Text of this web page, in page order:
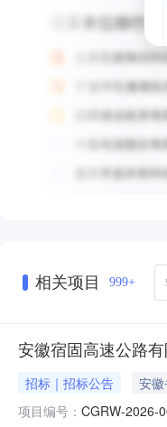
相关项目 999+
安徽宿固高速公路
招标｜招标公告 安
项目编号： CGRW-2026-